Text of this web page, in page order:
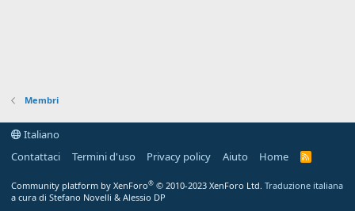
Membri
Italiano
Contattaci
Termini d'uso Privacy policy Aiuto Home
R
Community platform by XenForo® © 2010-2023 XenForo Ltd. Traduzione italiana
a cura di Stefano Novelli & Alessio DP